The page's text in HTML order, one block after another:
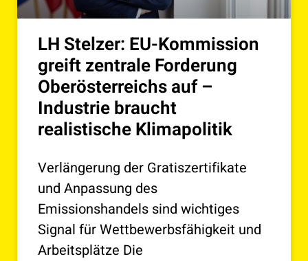
LH Stelzer: EU-Kommission
greift zentrale Forderung
Oberösterreichs auf –
Industrie braucht
realistische Klimapolitik
Verlängerung der Gratiszertifikate
und Anpassung des
Emissionshandels sind wichtiges
Signal für Wettbewerbsfähigkeit und
Arbeitsplätze Die